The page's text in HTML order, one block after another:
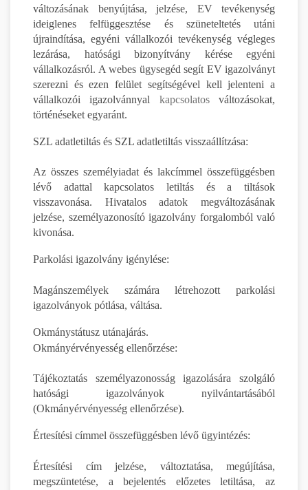
változásának benyújtása, jelzése, EV tevékenység
ideiglenes felfüggesztése és szüneteltetés utáni
újraindítása, egyéni vállalkozói tevékenység végleges
lezárása, hatósági bizonyítvány kérése egyéni
vállalkozásról. A webes ügysegéd segít EV igazolványt
szerezni és ezen felület segítségével kell jelenteni a
vállalkozói igazolvánnyal kapcsolatosváltozásokat,
történéseket egyaránt.
SZL adatletiltás és SZL adatletiltás visszaállítzása:
Az összes személyiadat és lakcímmel összefüggésben
lévő adattal kapcsolatos letiltás és a tiltások
visszavonása. Hivatalos adatok megváltozásának
jelzése, személyazonosító igazolvány forgalomból való
kivonása.
Parkolási igazolvány igénylése:
Magánszemélyek számára létrehozott parkolási
igazolványok pótlása, váltása.
Okmánystátusz utánajárás.
Okmányérvényesség ellenőrzése:
Tájékoztatás személyazonosság igazolására szolgáló
hatósági igazolványok nyilvántartásából
(Okmányérvényesség ellenőrzése).
Értesítési címmel összefüggésben lévő ügyintézés:
Értesítési cím jelzése, változtatása, megújítása,
megszüntetése, a bejelentés előzetes letiltása, az